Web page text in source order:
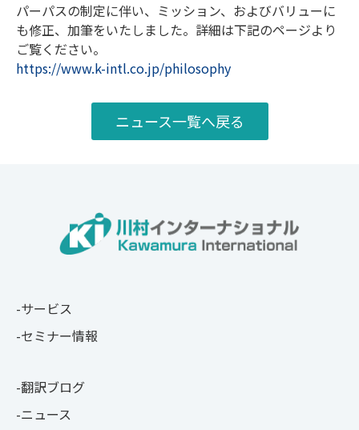
パーパスの制定に伴い、ミッション、およびバリューに
も修正、加筆をいたしました。 詳細は下記のページより
ご覧ください。
https://www.k-intl.co.jp/philosophy
ニュース一覧へ戻る
サービス
セミナー情報
翻訳ブログ
ニュース